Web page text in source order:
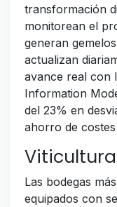
transformación
monitorean el
generan
actualizan
avance real con
Information
del 23% en
ahorro de costes
Las bodegas
equipados con